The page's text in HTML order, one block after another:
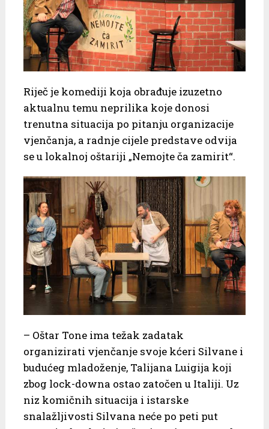
Riječ je komediji koja obrađuje izuzetno
aktualnu temu neprilika koje donosi
trenutna situacija po pitanju organizacije
vjenčanja, a radnje cijele predstave odvija
se u lokalnoj oštariji „Nemojte ča zamirit“.
– Oštar Tone ima težak zadatak
organizirati vjenčanje svoje kćeri Silvane i
budućeg mladoženje, Talijana Luigija koji
zbog lock-downa ostao zatočen u Italiji. Uz
niz komičnih situacija i istarske
snalažljivosti Silvana neće po peti put